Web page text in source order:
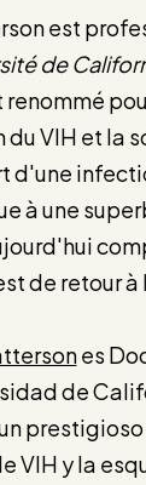
est
de
renommé
du VIH et la
d'une
à une
de retour à
es
de
prestigioso
VIH y la